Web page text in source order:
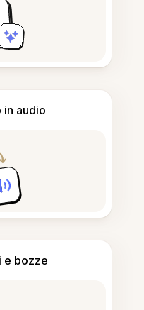
in audio
e bozze